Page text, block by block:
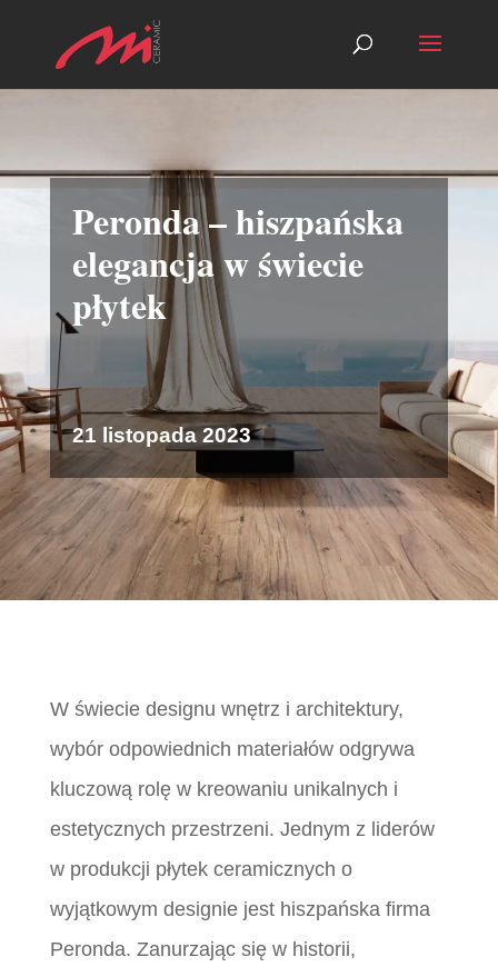
Peronda – hiszpańska
elegancja w świecie
płytek
21 listopada 2023
W świecie designu wnętrz i architektury,
wybór odpowiednich materiałów odgrywa
kluczową rolę w kreowaniu unikalnych i
estetycznych przestrzeni. Jednym z liderów
w produkcji płytek ceramicznych o
wyjątkowym designie jest hiszpańska firma
Peronda. Zanurzając się w historii,